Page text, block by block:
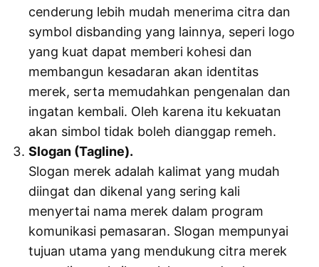
cenderung lebih mudah menerima citra dan
symbol disbanding yang lainnya, seperi logo
yang kuat dapat memberi kohesi dan
membangun kesadaran akan identitas
merek, serta memudahkan pengenalan dan
ingatan kembali. Oleh karena itu kekuatan
akan simbol tidak boleh dianggap remeh.
Slogan (Tagline).
Slogan merek adalah kalimat yang mudah
diingat dan dikenal yang sering kali
menyertai nama merek dalam program
komunikasi pemasaran. Slogan mempunyai
tujuan utama yang mendukung citra merek